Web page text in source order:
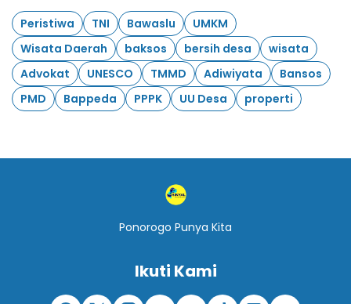
Peristiwa TNI Bawaslu
UMKM
Wisata Daerah
baksos bersih desa
wisata
Advokat
UNESCO TMMD Adiwiyata
Bansos
PMD
Bappeda PPPK UU Desa properti
Ponorogo Punya Kita
Ikuti Kami